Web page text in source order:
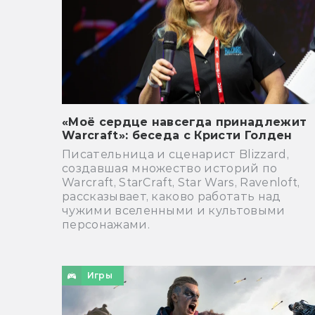
«Моё сердце навсегда принадлежит
Warсraft»: беседа с Кристи Голден
Писательница и сценарист Blizzard,
создавшая множество историй по
Warcraft, StarСraft, Star Wars, Ravenloft,
рассказывает, каково работать над
чужими вселенными и культовыми
персонажами.
Игры